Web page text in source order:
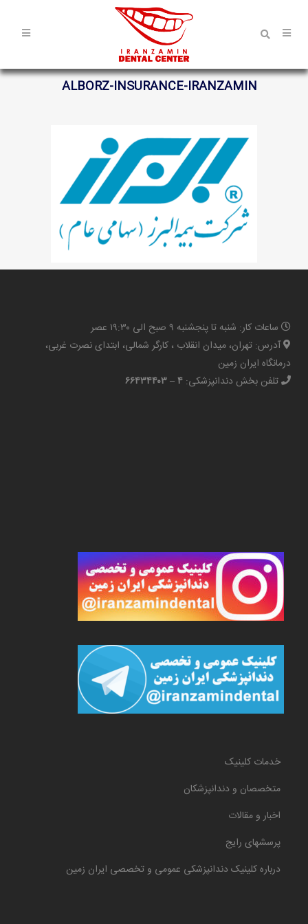
ALBORZ-INSURANCE-IRANZAMIN
ساعات کار: شنبه تا پنجشنبه ۹ صبح الی ۱۹:۳۰ عصر
آدرس: تهران، میدان انقلاب ، کارگر شمالی، ابتدای نصرت غربی،
درمانگاه ایران زمین
تلفن بخش دندانپزشکی: ۴ – ۶۶۴۳۴۴۰۳
خدمات کلینیک
متخصصان و دندانپزشکان
اخبار و مقالات
پرسشهای رایج
درباره کلینیک دندانپزشکی عمومی و تخصصی ایران زمین